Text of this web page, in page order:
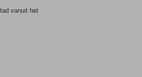
vanuit het